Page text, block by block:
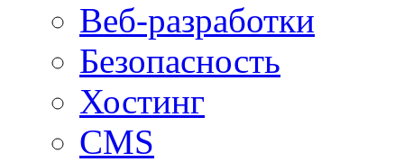
Веб-разработки
Безопасность
Хостинг
CMS